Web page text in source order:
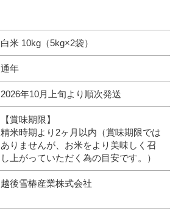
白米 10kg（5kg×2袋）
通年
2026年10月上旬より順次発送
【賞味期限】
精米時期より2ヶ月以内（賞味期限では
ありませんが、お米をより美味しく召
し上がっていただく為の目安です。）
越後雪椿産業株式会社